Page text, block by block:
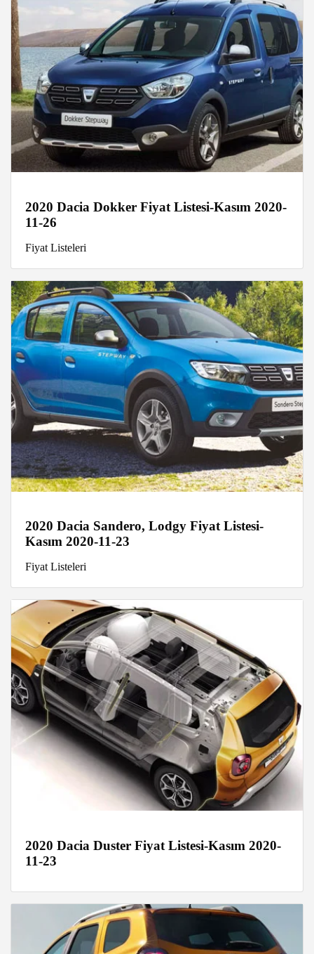
2020 Dacia Dokker Fiyat Listesi-Kasım 2020-
11-26
Fiyat Listeleri
2020 Dacia Sandero, Lodgy Fiyat Listesi-
Kasım 2020-11-23
Fiyat Listeleri
2020 Dacia Duster Fiyat Listesi-Kasım 2020-
11-23